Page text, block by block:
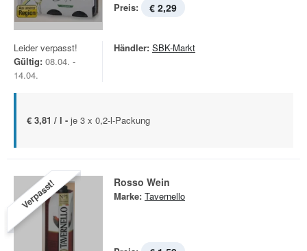
Preis: € 2,29
Leider verpasst!
Gültig: 08.04. -
14.04.
Händler: SBK-Markt
€ 3,81 / l - je 3 x 0,2-l-Packung
Verpasst! Rosso Wein
Marke: Tavernello